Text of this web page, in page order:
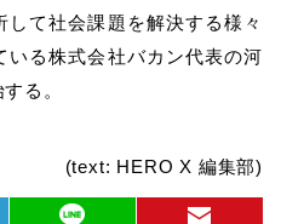
て社会課題を解決する様々
いる株式会社バカン代表の河
る。
(text: HERO X 編集部)